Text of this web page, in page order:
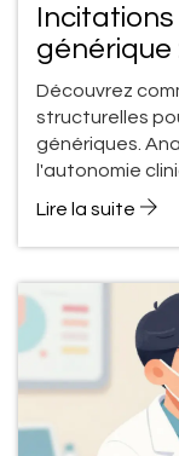
générique
Découvrez
structurelles
génériques.
l'autonomie
Lire la suite